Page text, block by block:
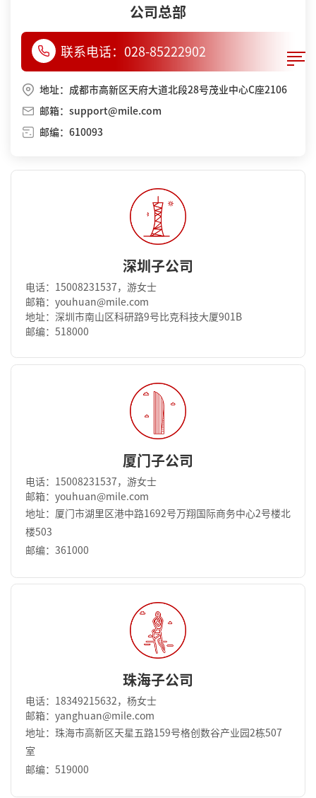
公司总部
联系电话： 028-85222902
地址：成都市高新区天府大道北段28号茂业中心C座2106
邮箱：support@mile.com
邮编：610093
深圳子公司
电话：15008231537，游女士
邮箱：youhuan@mile.com
地址：深圳市南山区科研路9号比克科技大厦901B
邮编：518000
厦门子公司
电话：15008231537，游女士
邮箱：youhuan@mile.com
地址：厦门市湖里区港中路1692号万翔国际商务中⼼2号楼北
楼503
邮编：361000
珠海子公司
电话：18349215632，杨女士
邮箱：yanghuan@mile.com
地址：珠海市高新区天星五路159号格创数谷产业园2栋507
室
邮编：519000